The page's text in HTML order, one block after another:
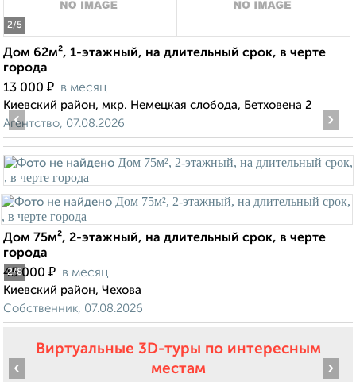
2/5
Дом 62м², 1-этажный, на длительный срок, в черте
города
13 000 ₽ в месяц
Киевский район, мкр. Немецкая слобода, Бетховена 2
Агентство, 07.08.2026
2/8
‹ ›
Дом 75м², 2-этажный, на длительный срок, в черте
города
45 000 ₽ в месяц
Киевский район, Чехова
Собственник, 07.08.2026
Виртуальные 3D-туры по интересным
местам
‹ ›